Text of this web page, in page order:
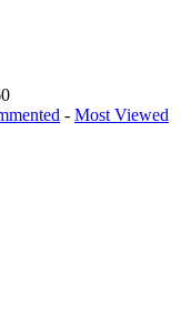
- Most Viewed